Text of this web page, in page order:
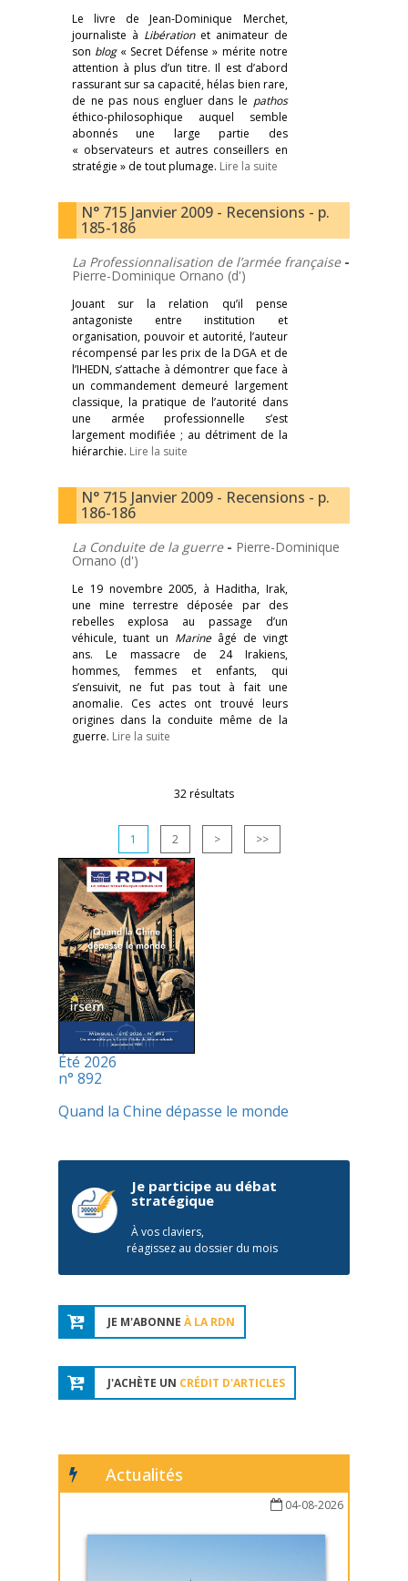
Le livre de Jean-Dominique Merchet,
journaliste à Libération et animateur de
son blog « Secret Défense » mérite notre
attention à plus d’un titre. Il est d’abord
rassurant sur sa capacité, hélas bien rare,
de ne pas nous engluer dans le pathos
éthico-philosophique auquel semble
abonnés une large partie des
« observateurs et autres conseillers en
stratégie » de tout plumage. Lire la suite
N° 715 Janvier 2009 - Recensions - p.
185-186
La Professionnalisation de l’armée française -
Pierre-Dominique Ornano (d')
Jouant sur la relation qu’il pense
antagoniste entre institution et
organisation, pouvoir et autorité, l’auteur
récompensé par les prix de la DGA et de
l’IHEDN, s’attache à démontrer que face à
un commandement demeuré largement
classique, la pratique de l’autorité dans
une armée professionnelle s’est
largement modifiée ; au détriment de la
hiérarchie. Lire la suite
N° 715 Janvier 2009 - Recensions - p.
186-186
La Conduite de la guerre - Pierre-Dominique
Ornano (d')
Le 19 novembre 2005, à Haditha, Irak,
une mine terrestre déposée par des
rebelles explosa au passage d’un
véhicule, tuant un Marine âgé de vingt
ans. Le massacre de 24 Irakiens,
hommes, femmes et enfants, qui
s’ensuivit, ne fut pas tout à fait une
anomalie. Ces actes ont trouvé leurs
origines dans la conduite même de la
guerre. Lire la suite
32 résultats
1 2 > >>
Été 2026
n° 892
Quand la Chine dépasse le monde
Je participe au débat
stratégique
À vos claviers,
réagissez au dossier du mois
JE M'ABONNE À LA RDN
J'ACHÈTE UN CRÉDIT D'ARTICLES
Actualités
04-08-2026